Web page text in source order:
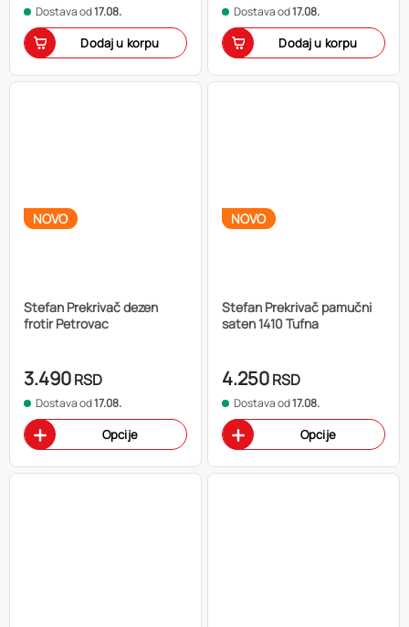
Dostava od17.08.
Dodaj u korpu
Dostava od17.08.
Dodaj u korpu
NOVO
Stefan Prekrivač dezen
frotir Petrovac
3.490RSD
Dostava od17.08.
Opcije
NOVO
Stefan Prekrivač pamučni
saten 1410 Tufna
4.250RSD
Dostava od17.08.
Opcije